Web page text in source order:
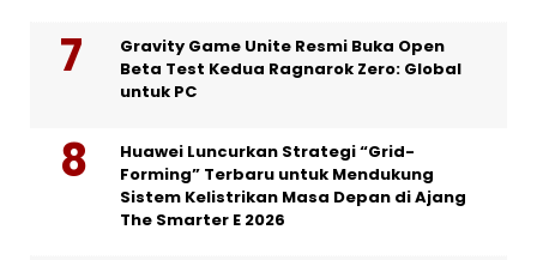
Gravity Game Unite Resmi Buka Open
Beta Test Kedua Ragnarok Zero: Global
untuk PC
Huawei Luncurkan Strategi “Grid-
Forming” Terbaru untuk Mendukung
Sistem Kelistrikan Masa Depan di Ajang
The Smarter E 2026